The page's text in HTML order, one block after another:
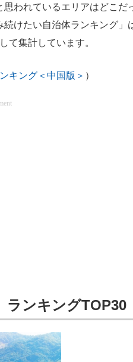
われているエリアはどこだ
けたい自治体ランキング」
て集計しています。
キング＜中国版＞ ）
ランキングTOP30